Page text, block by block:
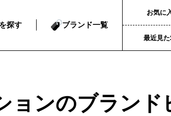
探す ブランド一覧
お気に
最近見た
ョンのブランド